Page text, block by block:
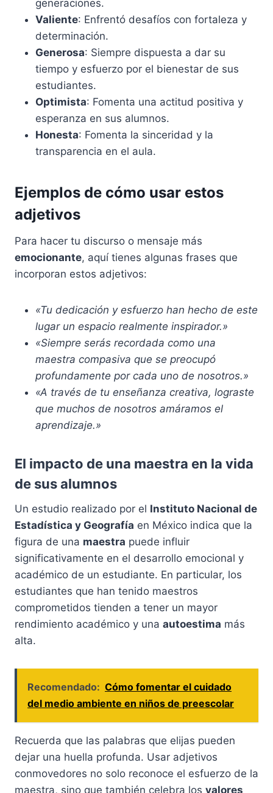
generaciones.
Valiente: Enfrentó desafíos con fortaleza y
determinación.
Generosa: Siempre dispuesta a dar su
tiempo y esfuerzo por el bienestar de sus
estudiantes.
Optimista: Fomenta una actitud positiva y
esperanza en sus alumnos.
Honesta: Fomenta la sinceridad y la
transparencia en el aula.
Ejemplos de cómo usar estos
adjetivos
Para hacer tu discurso o mensaje más
emocionante, aquí tienes algunas frases que
incorporan estos adjetivos:
«Tu dedicación y esfuerzo han hecho de este
lugar un espacio realmente inspirador.»
«Siempre serás recordada como una
maestra compasiva que se preocupó
profundamente por cada uno de nosotros.»
«A través de tu enseñanza creativa, lograste
que muchos de nosotros amáramos el
aprendizaje.»
El impacto de una maestra en la vida
de sus alumnos
Un estudio realizado por el Instituto Nacional de
Estadística y Geografía en México indica que la
figura de una maestra puede influir
significativamente en el desarrollo emocional y
académico de un estudiante. En particular, los
estudiantes que han tenido maestros
comprometidos tienden a tener un mayor
rendimiento académico y una autoestima más
alta.
Recomendado: Cómo fomentar el cuidado
del medio ambiente en niños de preescolar
Recuerda que las palabras que elijas pueden
dejar una huella profunda. Usar adjetivos
conmovedores no solo reconoce el esfuerzo de la
maestra, sino que también celebra los valores